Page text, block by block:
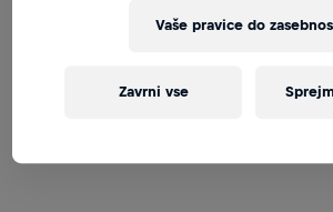
Vaše pravice do
Zavrni vse